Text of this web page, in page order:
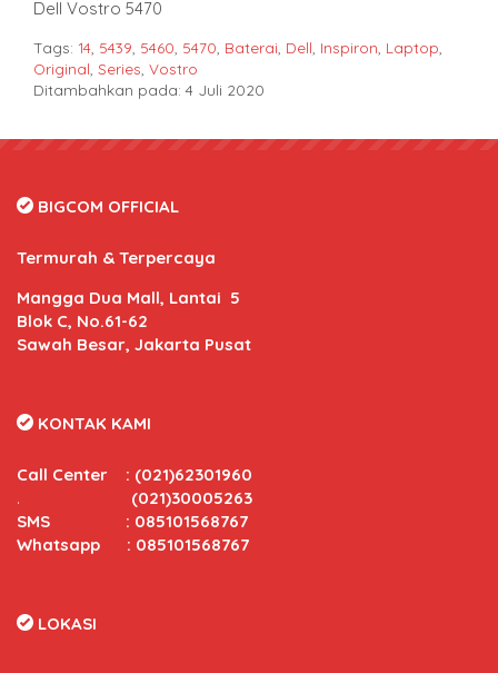
Dell Vostro 5470
Tags: 14 5439 5460 5470 Baterai Dell Inspiron Laptop
Original Series Vostro
Ditambahkan pada: 4 Juli 2020
BIGCOM OFFICIAL
Termurah & Terpercaya
Mangga Dua Mall, Lantai 5
Blok C, No.61-62
Sawah Besar, Jakarta Pusat
KONTAK KAMI
Call Center : (021)62301960
. (021)30005263
SMS : 085101568767
Whatsapp : 085101568767
LOKASI